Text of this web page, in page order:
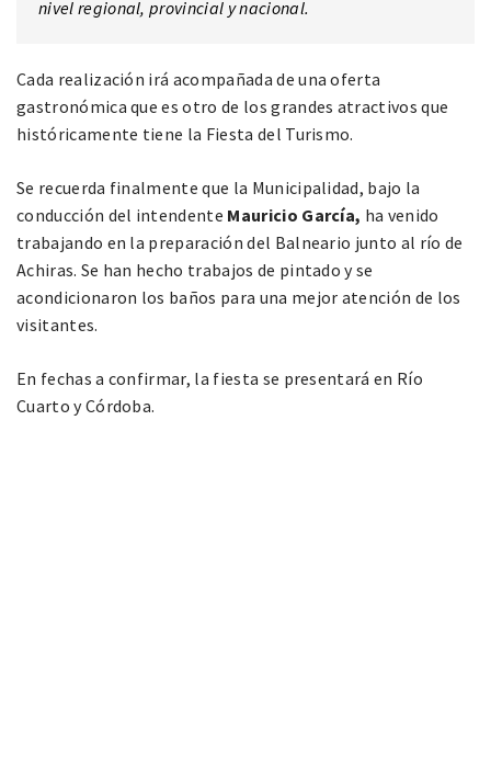
nivel regional, provincial y nacional.
Cada realización irá acompañada de una oferta
gastronómica que es otro de los grandes atractivos que
históricamente tiene la Fiesta del Turismo.
Se recuerda finalmente que la Municipalidad, bajo la
conducción del intendente Mauricio García, ha venido
trabajando en la preparación del Balneario junto al río de
Achiras. Se han hecho trabajos de pintado y se
acondicionaron los baños para una mejor atención de los
visitantes.
En fechas a confirmar, la fiesta se presentará en Río
Cuarto y Córdoba.